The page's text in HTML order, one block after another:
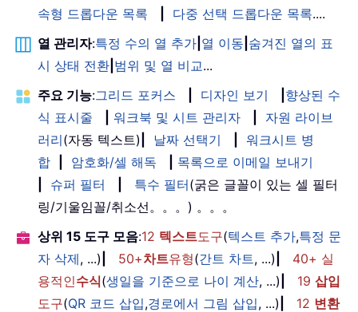
속형 드롭다운 목록
다중 선택 드롭다운 목록....
열 관리자:특정 수의 열 추가 열 이동 숨겨진 열의 표
시 상태 전환 범위 및 열 비교...
주요 기능:그리드 포커스 디자인 보기
향상된 수
식 표시줄
워크북 및 시트 관리자
자원 라이브
러리(자동 텍스트) 날짜 선택기
워크시트 병
합
암호화/셀 해독
목록으로 이메일 보내기
슈퍼 필터 특수 필터(굵은 글꼴이 있는 셀 필터
링/기울임꼴/취소선。。。) 。。。
상위 15 도구 모음:12 텍스트도구(텍스트 추가,특정 문
자 삭제, ...) 50+차트유형(간트 차트, ...)
40+ 실
용적인수식(생일을 기준으로 나이 계산, ...) 19 삽입
도구(QR 코드 삽입,경로에서 그림 삽입, ...) 12 변환